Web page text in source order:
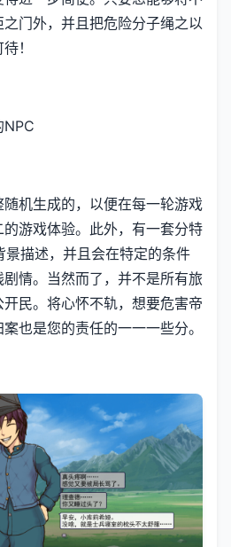
门外，并且把危险分子绳之以
！
NPC
机生成的，以便在每一轮游戏
游戏体验。此外，有一套分特
描述，并且会在特定的条件
情。当然而了，并不是所有旅
民。将心怀不轨，想要危害帝
也是您的责任的一一一些分。